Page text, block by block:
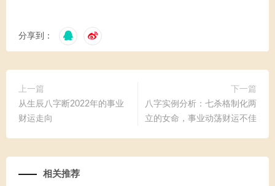
分享到：
上一篇
从生辰八字断2022年的事业
财运走向
下一篇
八字实例分析：七杀格制化两
立的女命，事业动荡财运不佳
相关推荐